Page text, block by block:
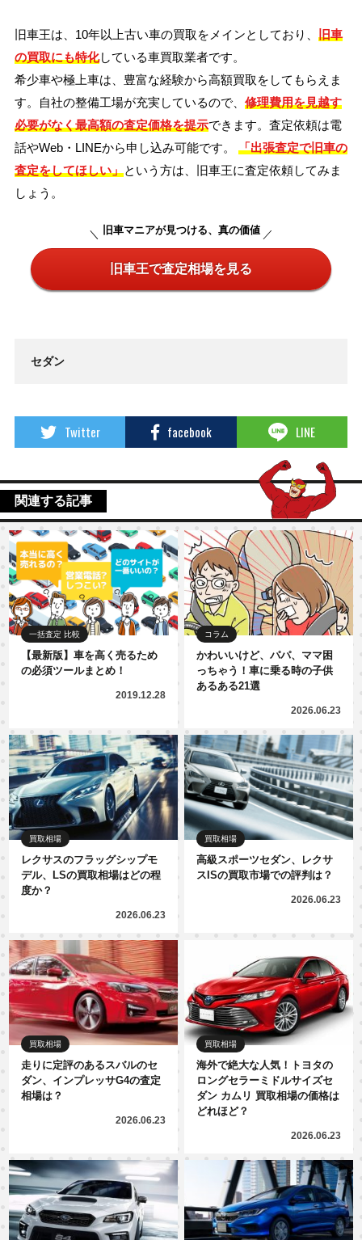
旧車王は、10年以上古い車の買取をメインとしており、 旧車
の買取にも特化している車買取業者です。
希少車や極上車は、豊富な経験から高額買取をしてもらえま
す。自社の整備工場が充実しているので、 修理費用を見越す
必要がなく最高額の査定価格を提示できます。査定依頼は電
話やWeb・LINEから申し込み可能です。 「出張査定で旧車の
査定をしてほしい」という方は、旧車王に査定依頼してみま
しょう。
旧車マニアが見つける、真の価値
旧車王で査定相場を見る
セダン
Twitter facebook LINE
関連する記事
【最新版】車を高く売るため
の必須ツールまとめ！
一括査定 比較
2019.12.28
かわいいけど、パパ、ママ困
っちゃう！車に乗る時の子供
あるある21選
コラム
2026.06.23
レクサスのフラッグシップモ
デル、LSの買取相場はどの程
度か？
買取相場
2026.06.23
高級スポーツセダン、レクサ
スISの買取市場での評判は？
買取相場
2026.06.23
走りに定評のあるスバルのセ
ダン、インプレッサG4の査定
相場は？
買取相場
2026.06.23
海外で絶大な人気！トヨタの
ロングセラーミドルサイズセ
ダン カムリ 買取相場の価格は
どれほど？
買取相場
2026.06.23